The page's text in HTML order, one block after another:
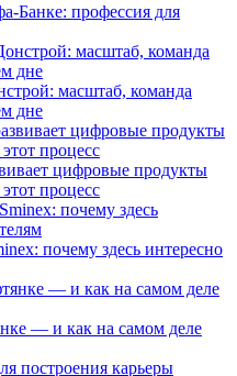
Банке: профессия для
масштаб, команда
дне
цифровые продукты
процесс
почему здесь интересно
— и как на самом деле